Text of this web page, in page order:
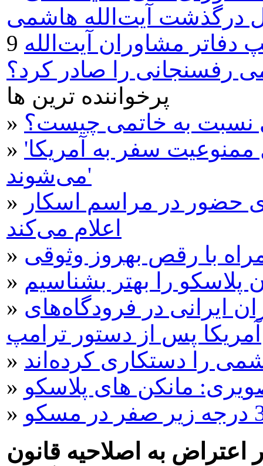
درگذشت آیت‌الله هاشمی
مشاوران آیت‌الله
رفسنجانی را صادر کرد؟
پرخواننده ترین ها
» نسبت به خاتمی چیست؟
» 'دارندگان گرین کارت هم مشمول ممنوعیت سفر به آمریکا
می‌شوند'
» حضور در مراسم اسکار
اعلام می‌کند
» با رقص بهروز وثوقی
» را بهتر بشناسیم
» ایرانی در فرودگاه‌های
آمریکا پس از دستور ترامپ
» را دستکاری کرده‌اند
»
»
در اعتراض به اصلاحيه قانون